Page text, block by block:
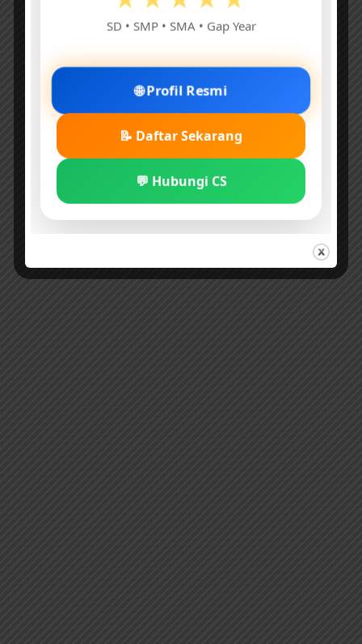
SD • SMP • SMA • Gap Year
🌐 Profil Resmi
📝 Daftar Sekarang
💬 Hubungi CS